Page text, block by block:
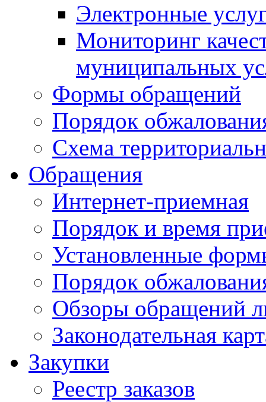
Электронные
Мониторинг
муниципальных
Формы обращений
Порядок
Схема
Обращения
Интернет-приемная
Порядок и время
Установленные
Порядок
Обзоры обращений
Законодательная
Закупки
Реестр заказов